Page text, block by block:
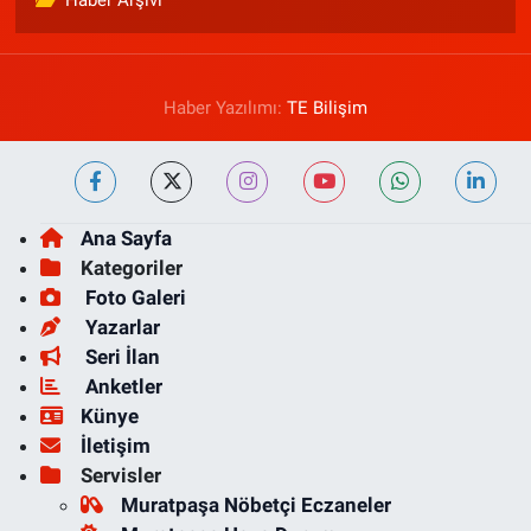
Haber Yazılımı: TE Bilişim
Ana Sayfa
Kategoriler
Foto Galeri
Yazarlar
Seri İlan
Anketler
Künye
İletişim
Servisler
Muratpaşa Nöbetçi Eczaneler